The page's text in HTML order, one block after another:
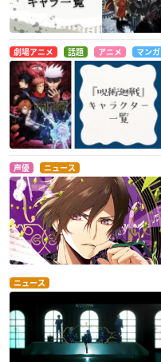
劇場アニメ 話題 アニメ マンガ
声優 ニュース
ニュース